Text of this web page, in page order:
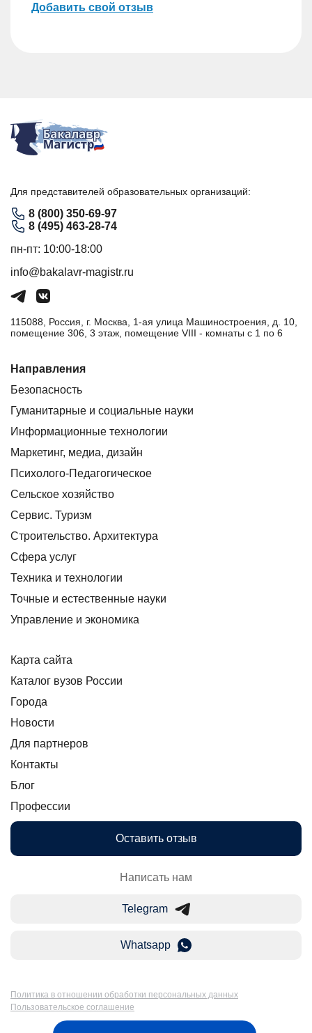
Добавить свой отзыв
Для представителей образовательных организаций:
8 (800) 350-69-97
8 (495) 463-28-74
пн-пт: 10:00-18:00
info@bakalavr-magistr.ru
115088, Россия, г. Москва, 1-ая улица Машиностроения, д. 10,
помещение 306, 3 этаж, помещение VIII - комнаты с 1 по 6
Направления
Безопасность
Гуманитарные и социальные науки
Информационные технологии
Маркетинг, медиа, дизайн
Психолого-Педагогическое
Сельское хозяйство
Сервис. Туризм
Строительство. Архитектура
Сфера услуг
Техника и технологии
Точные и естественные науки
Управление и экономика
Карта сайта
Каталог вузов России
Города
Новости
Для партнеров
Контакты
Блог
Профессии
Оставить отзыв
Написать нам
Telegram
Whatsapp
Политика в отношении обработки персональных данных
Пользовательское соглашение